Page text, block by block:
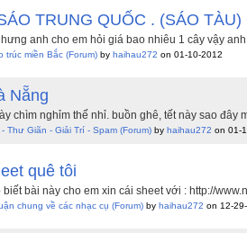
TRUNG QUỐC . (SÁO
anh cho em hỏi giá bao nhiêu 1 cây vậy anh
trúc miền Bắc (Forum) by haihau272 on 01-10-2012
Nẵng
chìm nghỉm thế nhỉ. buồn ghê, tết này sao đây
Thư Giãn - Giải Trí - Spam (Forum) by haihau272 on 01-
quê tôi
bài này cho em xin cái sheet với : http://
chung về các nhạc cụ (Forum) by haihau272 on 12-